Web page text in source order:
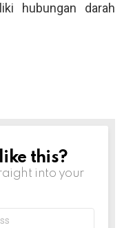
hubungan darah
this?
into your